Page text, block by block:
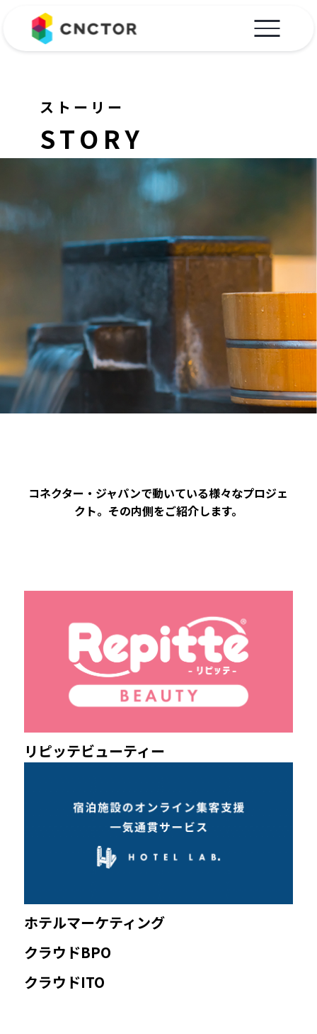
ストーリー
STORY
コネクター・ジャパンで動いている様々なプロジェ
クト。その内側をご紹介します。
リピッテビューティー
ホテルマーケティング
クラウドBPO
クラウドITO